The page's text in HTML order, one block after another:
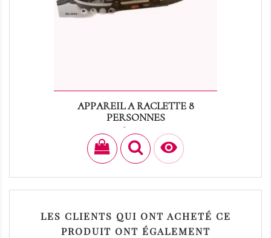
APPAREIL A RACLETTE 8
PERSONNES
Prix
18,00 €

LES CLIENTS QUI ONT ACHETÉ CE
PRODUIT ONT ÉGALEMENT